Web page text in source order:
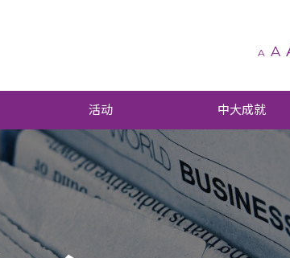
A A
活动 中大成就